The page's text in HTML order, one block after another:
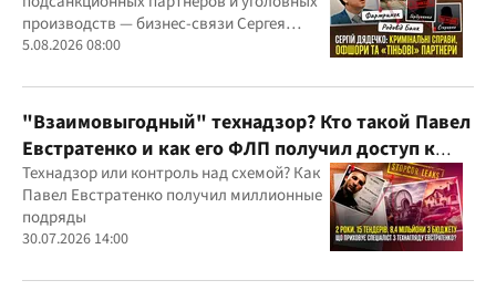
производств — бизнес-связи Сергея
Дядечко до сих пор простираются через
юрисдикций
5.08.2026 08:00
"Взаимовыгодный" технадзор? Кто такой Павел
Евстратенко и как его ФЛП получил доступ к
бюджетным миллионам?
Технадзор или контроль над схемой? Как
Павел Евстратенко получил миллионные
подряды
30.07.2026 14:00